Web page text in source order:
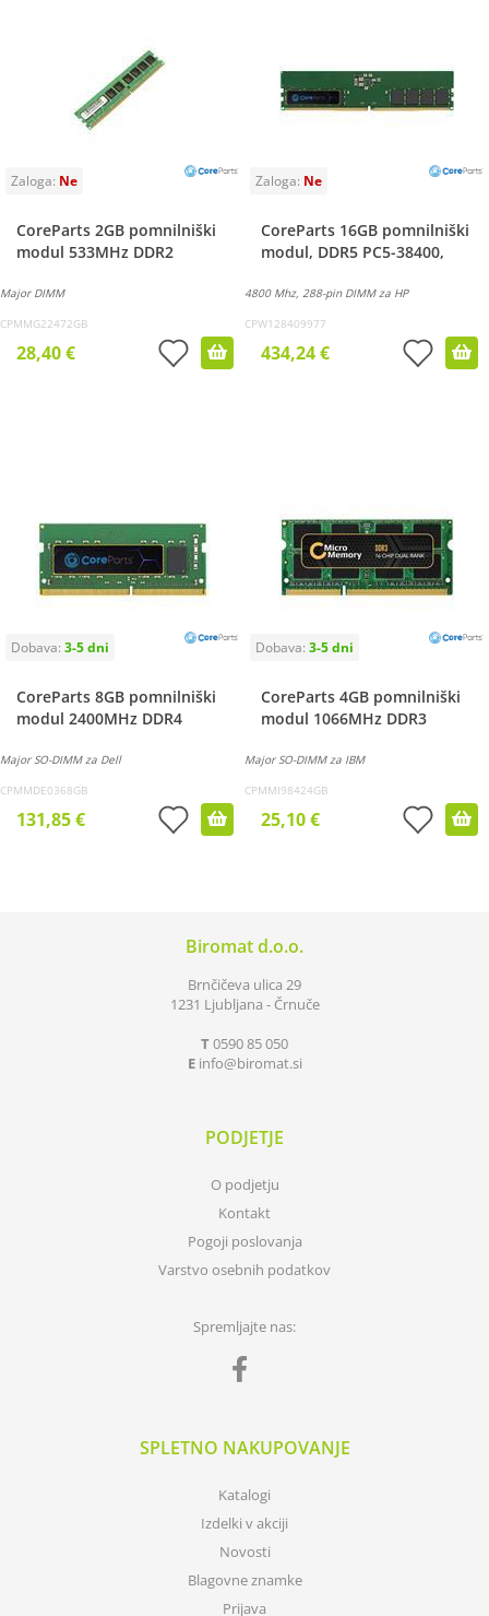
CoreParts 2GB pomnilniški
modul 533MHz DDR2
Major DIMM
CPMMG22472GB
28,40 €
CoreParts 16GB pomnilniški
modul, DDR5 PC5-38400,
4800 Mhz, 288-pin DIMM za HP
CPW128409977
434,24 €
CoreParts 8GB pomnilniški
modul 2400MHz DDR4
Major SO-DIMM za Dell
CPMMDE0368GB
131,85 €
CoreParts 4GB pomnilniški
modul 1066MHz DDR3
Major SO-DIMM za IBM
CPMMI98424GB
25,10 €
Biromat d.o.o.
Brnčičeva ulica 29
1231 Ljubljana - Črnuče
T0590 85 050
E info biromat.si
PODJETJE
O podjetju
Kontakt
Pogoji poslovanja
Varstvo osebnih podatkov
Spremljajte nas:
SPLETNO NAKUPOVANJE
Katalogi
Izdelki v akciji
Novosti
Blagovne znamke
Prijava